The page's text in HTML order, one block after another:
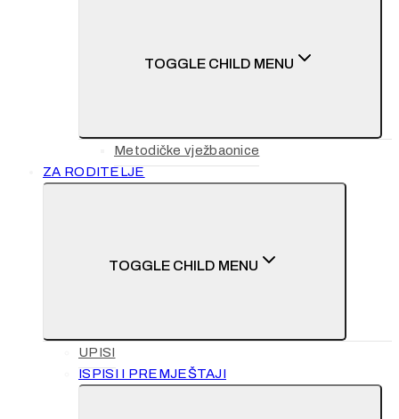
TOGGLE CHILD MENU
Metodičke vježbaonice
ZA RODITELJE
TOGGLE CHILD MENU
UPISI
ISPISI I PREMJEŠTAJI